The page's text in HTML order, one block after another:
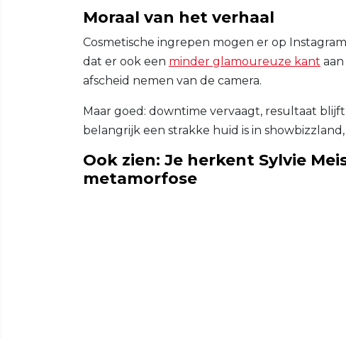
Moraal van het verhaal
Cosmetische ingrepen mogen er op
dat er ook een minder glamoureuze kant
afscheid nemen van de camera.
Maar goed: downtime vervaagt, resultaat
belangrijk een strakke huid is in
Ook zien: Je herkent Sylvie
metamorfose